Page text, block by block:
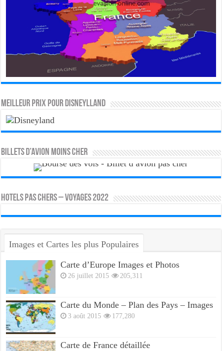
MEILLEUR PRIX POUR DISNEYLLAND
Billets d’avion moins cher
HOTELS PAS CHERS – VOYAGES 2022
Images et Cartes les plus Populaires
Carte d’Europe Images et Photos
26 juillet 2015 205,311
Carte du Monde – Plan des Pays – Images
3 août 2015 177,280
Carte de France détaillée